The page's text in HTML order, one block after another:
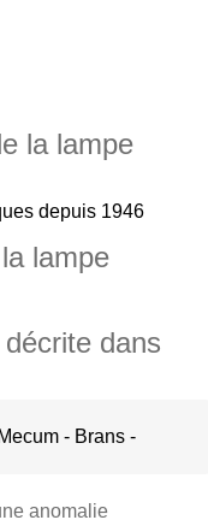
la lampe
depuis 1946
lampe
dans
- Brans -
anomalie